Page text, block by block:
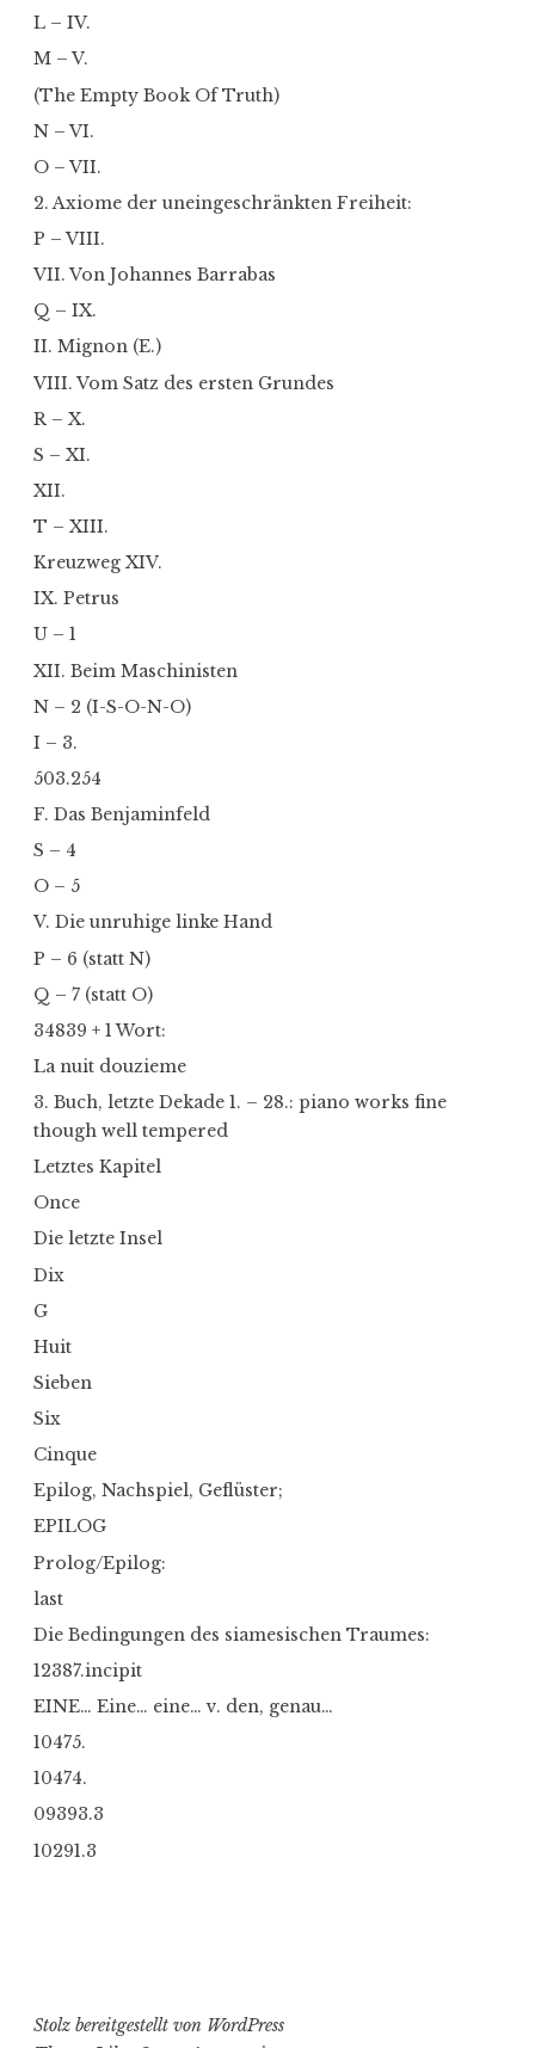
L – IV.
M – V.
(The Empty Book Of Truth)
N – VI.
O – VII.
2. Axiome der uneingeschränkten Freiheit:
P – VIII.
VII. Von Johannes Barrabas
Q – IX.
II. Mignon (E.)
VIII. Vom Satz des ersten Grundes
R – X.
S – XI.
XII.
T – XIII.
Kreuzweg XIV.
IX. Petrus
U – 1
XII. Beim Maschinisten
N – 2 (I-S-O-N-O)
I – 3.
503.254
F. Das Benjaminfeld
S – 4
O – 5
V. Die unruhige linke Hand
P – 6 (statt N)
Q – 7 (statt O)
34839 + 1 Wort:
La nuit douzieme
3. Buch, letzte Dekade 1. – 28.: piano works fine
though well tempered
Letztes Kapitel
Once
Die letzte Insel
Dix
G
Huit
Sieben
Six
Cinque
Epilog, Nachspiel, Geflüster;
EPILOG
Prolog/Epilog:
last
Die Bedingungen des siamesischen Traumes:
12387.incipit
EINE… Eine… eine… v. den, genau…
10475.
10474.
09393.3
10291.3
Stolz bereitgestellt von WordPress